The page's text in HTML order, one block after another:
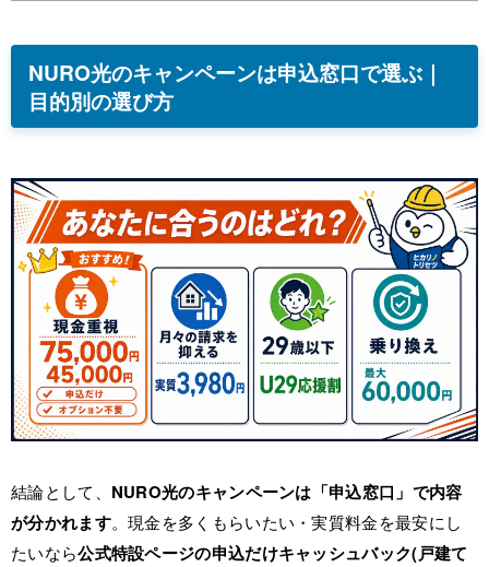
NURO光のキャンペーンは申込窓口で選ぶ｜
目的別の選び方
結論として、 NURO光のキャンペーンは「申込窓口」で内容
が分かれます。現金を多くもらいたい・実質料金を最安にし
たいなら公式特設ページの申込だけキャッシュバック(戸建て